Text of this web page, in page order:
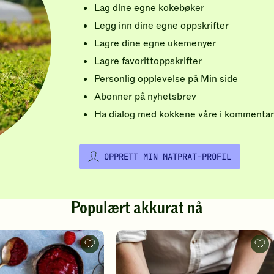
Lag dine egne kokebøker
Legg inn dine egne oppskrifter
Lagre dine egne ukemenyer
Lagre favorittoppskrifter
Personlig opplevelse på Min side
Abonner på nyhetsbrev
Ha dialog med kokkene våre i
OPPRETT MIN MATPRAT-PROFIL
Populært akkurat nå
Vafler
-
legg
-
legg